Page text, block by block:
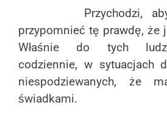
Przychodzi, aby
przypomnieć tę prawdę, że
Właśnie do tych
codziennie, w sytuacjach
niespodziewanych, że
świadkami.